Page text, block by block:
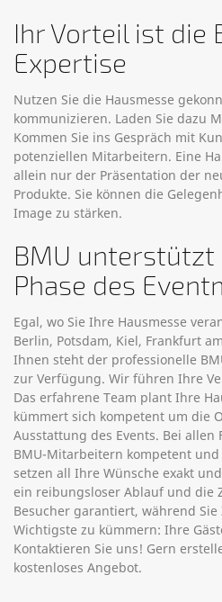
Ihr Vorteil ist die
Expertise
Nutzen Sie die Hausmesse
kommunizieren. Laden Sie dazu
Kommen Sie ins Gespräch mit
potenziellen Mitarbeitern. Eine
allein nur der Präsentation der
Produkte. Sie können die
Image zu stärken.
BMU unterstützt
Phase des
Egal, wo Sie Ihre Hausmesse
Berlin, Potsdam, Kiel, Frankfurt
Ihnen steht der professionelle
zur Verfügung. Wir führen Ihre
Das erfahrene Team plant Ihre
kümmert sich kompetent um die
Ausstattung des Events. Bei allen
BMU-Mitarbeitern kompetent
setzen all Ihre Wünsche exakt
ein reibungsloser Ablauf und die
Besucher garantiert, während
Wichtigste zu kümmern: Ihre
Kontaktieren Sie uns! Gern
kostenloses Angebot.